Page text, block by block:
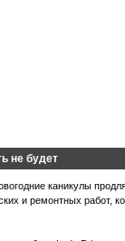
не будет
каникулы
и ремонтных работ,